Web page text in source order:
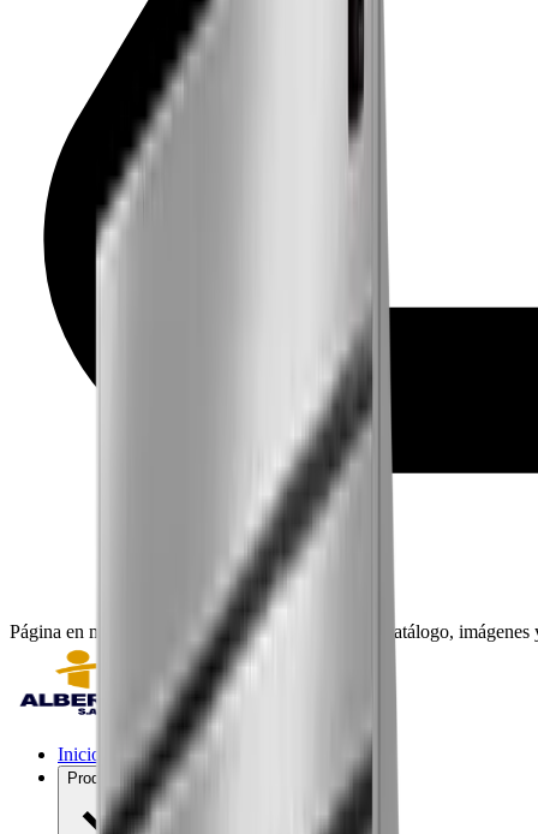
Página en mantenimiento: seguimos actualizando catálogo,
Inicio
Productos